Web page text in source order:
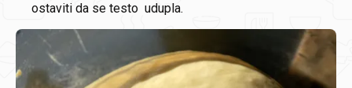
ostaviti da se testo udupla.